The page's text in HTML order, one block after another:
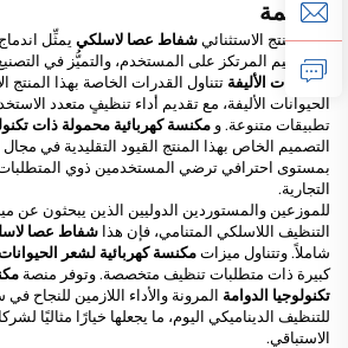
الخاتمة
هذا المنتج الاستثنائي شفاط عصا لاسلكي يمثِّل
والتصميم المرتكز على المستخدم، والتميُّز في
الحيوانات الأليفة تتناول القدرات الخاصة بهذا المنتج
الحيوانات الأليفة، مع تقديم أداء تنظيفٍ متعدد
تطبيقات متنوعة. و مكنسة كهربائية محمولة ذات
التصميم الخاص بهذا المنتج القيود التقليدية في
بمستوى احترافي ترضي المستخدمين ذوي المتطلبات
التجارية.
للموزعين والمستوردين الدوليين الذين يبحثون عن
التنظيف اللاسلكي المتنامي، فإن هذا شفاط عصا
شاملاً. وتتناول ميزاتمكنسة كهربائية لشعر الحيوانات
كبيرة ذات متطلبات تنظيف متخصصة. وتوفر منصة
تكنولوجيا الدوامة المرونة والأداء اللازمين للنجاح
للتنظيف الديناميكي اليوم، ما يجعلها خيارًا مثاليًا
الاستباقي.